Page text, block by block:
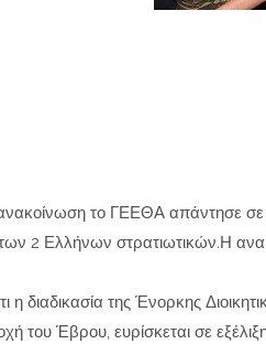
το ΓΕΕΘΑ απάντησε
των 2 Ελλήνων στρατιωτικών.Η
η διαδικασία της Ένορκης
του Έβρου, ευρίσκεται σε